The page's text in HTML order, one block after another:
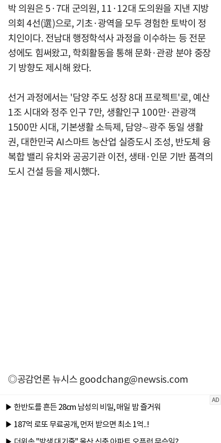
박 의원은 5·7대 군의원, 11·12대 도의원을 지낸 지방
의회 4선(選)으로, 기초·광역을 모두 경험한 토박이 정
치인이다. 전남대 행정학석사 과정을 이수하는 등 전문
성에도 힘써왔고, 학회활동을 통해 문화·관광 분야 중장
기 방향도 제시해 왔다.
선거 과정에서는 '담양 주도 성장 8대 프로젝트'로, 예산
1조 시대와 정주 인구 7만, 생활인구 100만·관광객
1500만 시대, 기본생활 소득제, 담양∼광주 동일 생활
권, 대한민국 AI스마트 농산업 실증도시 조성, 반도체 융
복합 밸리 유치와 공공기관 이전, 생태·인문 기반 품격의
도시 건설 등을 제시했다.
◎공감언론 뉴시스goodchang@newsis.com